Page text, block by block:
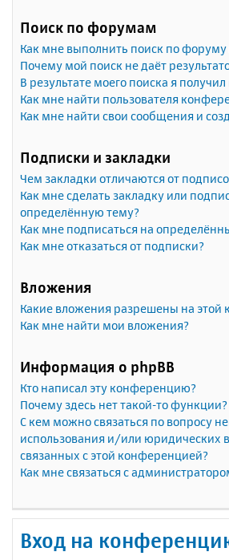
Поиск по форумам
Как мне выполнить поиск по
Почему мой поиск не даёт
В результате моего поиска я
Как мне найти пользователя
Как мне найти свои сообщения и
Подписки и закладки
Чем закладки отличаются от
Как мне сделать закладку или
определённую тему?
Как мне подписаться на
Как мне отказаться от подписки?
Вложения
Какие вложения разрешены на этой
Как мне найти мои вложения?
Информация о phpBB
Кто написал эту конференцию?
Почему здесь нет такой-то функции?
С кем можно связаться по вопросу
использования и/или юридических
связанных с этой конференцией?
Как мне связаться с
Вход на